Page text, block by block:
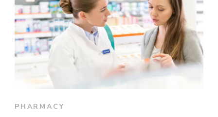
PHARMACY